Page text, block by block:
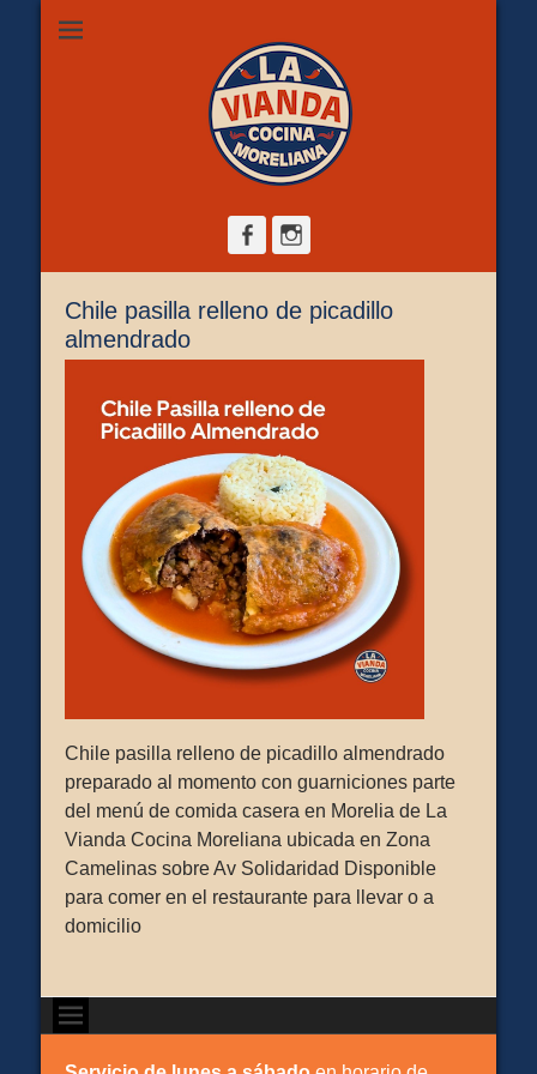
La Vianda Cocina
Moreliana |
Comida casera en
Camelinas sobre Ezequiel Calderón #30 esquina Av. Solidaridad.
Servicio para comer aquí, llevar o pedir a domicilio.
FacebookInstagram
Chile pasilla relleno de picadillo
almendrado
Chile pasilla relleno de picadillo almendrado
preparado al momento con guarniciones parte
del menú de comida casera en Morelia de La
Vianda Cocina Moreliana ubicada en Zona
Camelinas sobre Av Solidaridad Disponible
para comer en el restaurante para llevar o a
domicilio